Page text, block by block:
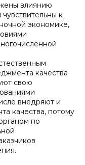
влиянию
к
экономике,
качества
свою
внедряют и
качества, потому
по